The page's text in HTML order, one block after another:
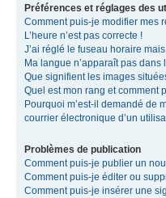
Préférences et réglages des
Comment puis-je modifier mes
L’heure n’est pas correcte !
J’ai réglé le fuseau horaire
Ma langue n’apparaît pas dans
Que signifient les images
Quel est mon rang et comment
Pourquoi m’est-il demandé de
courrier électronique d’un
Problèmes de publication
Comment puis-je publier un
Comment puis-je éditer ou
Comment puis-je insérer une